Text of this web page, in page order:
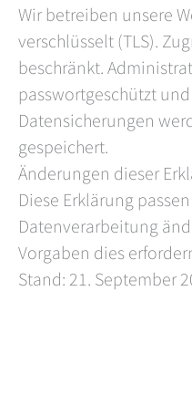
Wir betreiben unsere
verschlüsselt (TLS).
beschränkt.
passwortgeschützt
Datensicherungen
gespeichert.
Änderungen dieser
Diese Erklärung
Datenverarbeitung
Vorgaben dies
Stand: 21. September